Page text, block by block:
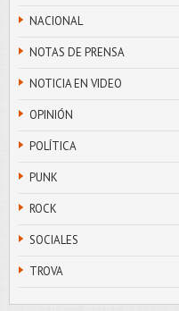
NACIONAL
NOTAS DE PRENSA
NOTICIA EN VIDEO
OPINIÓN
POLÍTICA
PUNK
ROCK
SOCIALES
TROVA